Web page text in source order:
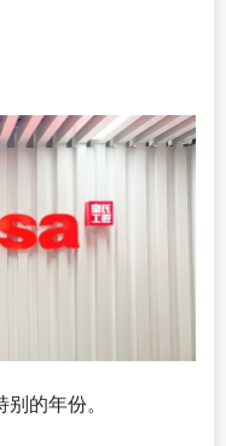
的年份。